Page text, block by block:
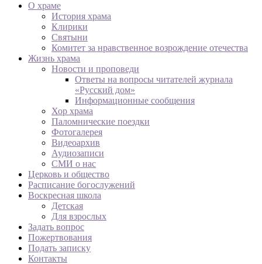
О храме
История храма
Клирики
Святыни
Комитет за нравственное возрождение отечества
Жизнь храма
Новости и проповеди
Ответы на вопросы читателей журнала
«Русский дом»
Информационные сообщения
Хор храма
Паломнические поездки
Фотогалерея
Видеоархив
Аудиозаписи
СМИ о нас
Церковь и общество
Расписание богослужений
Воскресная школа
Детская
Для взрослых
Задать вопрос
Пожертвования
Подать записку
Контакты